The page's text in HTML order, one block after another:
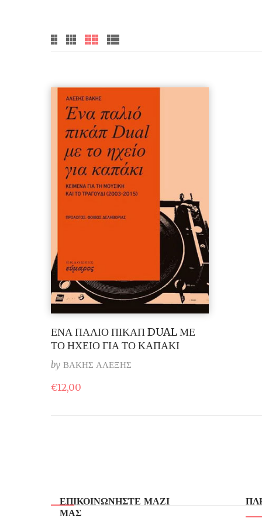
ΕΝΑ ΠΑΛΙΟ ΠΙΚΑΠ DUAL ΜΕ
ΤΟ ΗΧΕΙΟ ΓΙΑ ΤΟ ΚΑΠΑΚΙ
by ΒΑΚΗΣ ΑΛΕΞΗΣ
€12,00
ΕΠΙΚΟΙΝΩΝΗΣΤΕ ΜΑΖΙ
ΜΑΣ